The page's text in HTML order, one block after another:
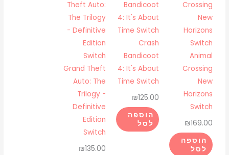
SVC
Chaos
-
JP
(ASIA)
(Switch)
Animal
Crossing
New
Horizons
Switch
₪169.00
הוספה
לסל
Crash
Bandicoot
4: It's About
Time Switch
₪125.00
הוספה
לסל
Grand Theft
Auto: The
Trilogy -
Definitive
Edition
Switch
₪135.00